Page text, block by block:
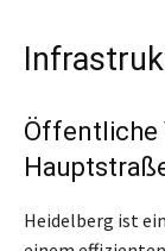
Öffentliche
Heidelberg ist